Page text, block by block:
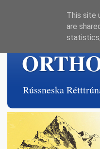
Rússneska
This site
are